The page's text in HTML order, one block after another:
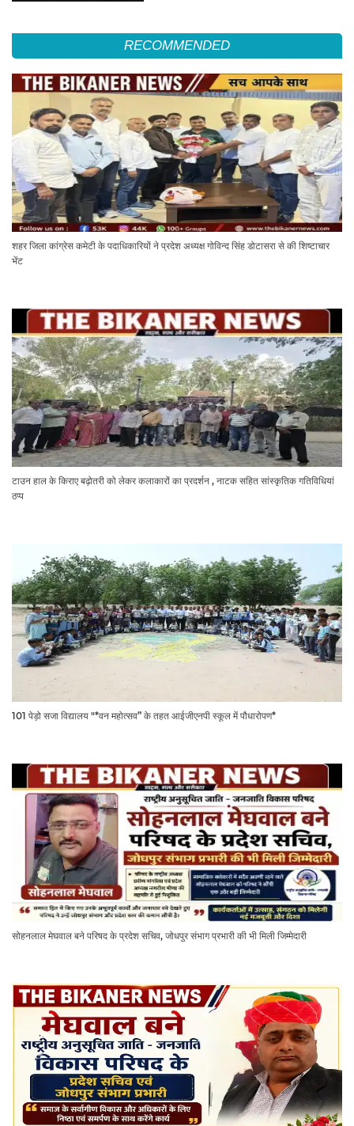
RECOMMENDED
शहर जिला कांग्रेस कमेटी के पदाधिकारियों ने प्रदेश अध्यक्ष गोविन्द सिंह डोटासरा से की शिष्टाचार
भेंट
टाउन हाल के किराए बढ़ोतरी को लेकर कलाकारों का प्रदर्शन , नाटक सहित सांस्कृतिक गतिविधियां
ठप्प
101 पेड़ो सजा विद्यालय "*वन महोत्सव” के तहत आईजीएनपी स्कूल में पौधारोपण*
सोहनलाल मेघवाल बने परिषद के प्रदेश सचिव, जोधपुर संभाग प्रभारी की भी मिली जिम्मेदारी